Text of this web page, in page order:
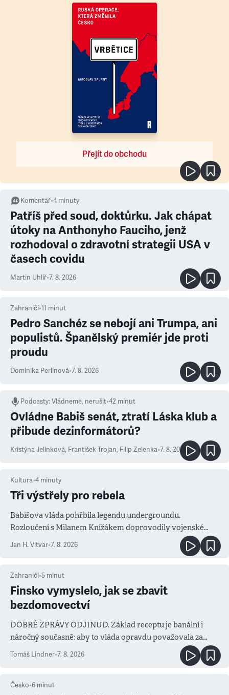
Přejít do obchodu
Komentář•4 minuty
Patříš před soud, doktůrku. Jak chápat
útoky na Anthonyho Fauciho, jenž
rozhodoval o zdravotní strategii USA v
časech covidu
Martin Uhlíř•7. 8. 2026
Zahraničí•11 minut
Pedro Sanchéz se nebojí ani Trumpa, ani
populistů. Španělský premiér jde proti
proudu
Dominika Perlínová•7. 8. 2026
Podcasty:Vládneme, nerušit•42 minut
Ovládne Babiš senát, ztratí Láska klub a
přibude dezinformátorů?
Kristýna Jelínková, František Trojan, Filip Zelenka•7. 8. 2026
Kultura•4 minuty
Tři výstřely pro rebela
Babišova vláda pohřbila legendu undergroundu.
Rozloučení s Milanem Knížákem doprovodily vojenské
salvy i kritika pokrokářů
Jan H. Vitvar•7. 8. 2026
Zahraničí•5 minut
Finsko vymyslelo, jak se zbavit
bezdomovectví
DOBRÉ ZPRÁVY ODJINUD. Základ receptu je banální i
náročný současně: aby to vláda opravdu považovala za
prioritu
Tomáš Lindner•7. 8. 2026
Česko•6 minut